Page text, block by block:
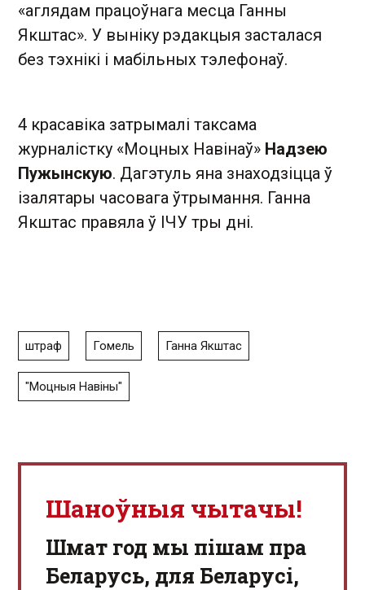
«аглядам працоўнага месца Ганны
Якштас». У выніку рэдакцыя засталася
без тэхнікі і мабільных тэлефонаў.
4 красавіка затрымалі таксама
журналістку «Моцных Навінаў» Надзею
Пужынскую. Дагэтуль яна знаходзіцца ў
ізалятары часовага ўтрымання. Ганна
Якштас правяла ў ІЧУ тры дні.
штраф Гомель Ганна Якштас
"Моцныя Навіны"
Шаноўныя чытачы!
Шмат год мы пішам пра
Беларусь, для Беларусі,